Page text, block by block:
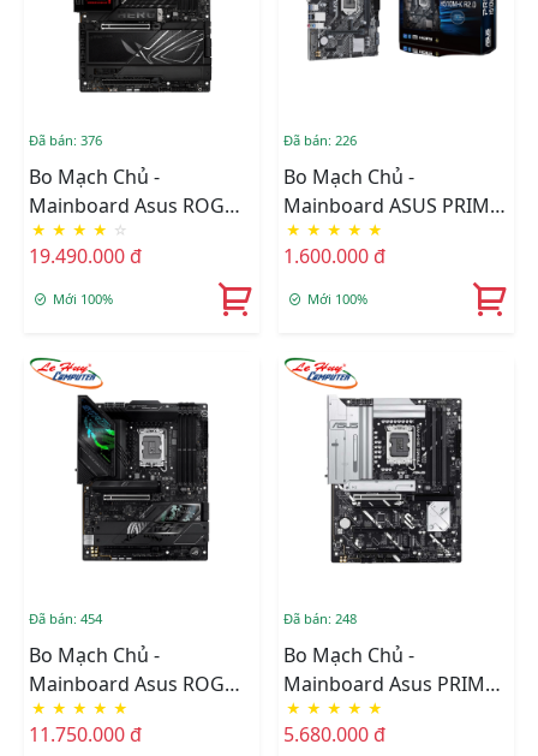
Đã bán: 376
Bo Mạch Chủ -
Mainboard Asus ROG
MAXIMUS Z890 HERO
★ ★ ★ ★ ☆
19.490.000 đ
Mới 100%
Đã bán: 226
Bo Mạch Chủ -
Mainboard ASUS PRIME
H510M-K R2.0
★ ★ ★ ★ ★
1.600.000 đ
Mới 100%
Đã bán: 454
Bo Mạch Chủ -
Mainboard Asus ROG
STRIX Z890-F GAMING
WIFI
★ ★ ★ ★ ★
11.750.000 đ
Đã bán: 248
Bo Mạch Chủ -
Mainboard Asus PRIME
Z890-P WIFI-CSM
★ ★ ★ ★ ★
5.680.000 đ